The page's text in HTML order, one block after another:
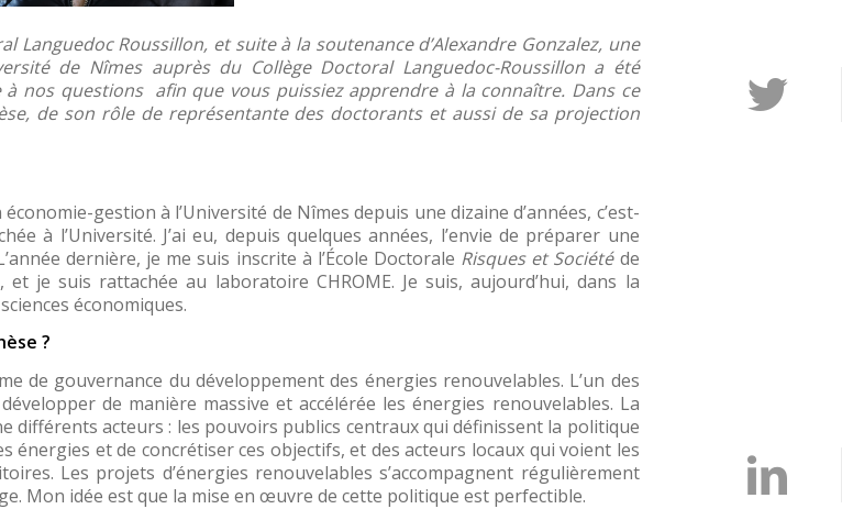
Languedoc Roussillon, et suite à la soutenance d’Alexandre Gonzalez, une
de Nîmes auprès du Collège Doctoral Languedoc-Roussillon a été
nos questions afin que vous puissiez apprendre à la connaître. Dans ce
de son rôle de représentante des doctorants et aussi de sa projection
économie-gestion à l’Université de Nîmes depuis une dizaine d’années, c’est-
à l’Université. J’ai eu, depuis quelques années, l’envie de préparer une
dernière, je me suis inscrite à l’École Doctorale Risques et Société de
et je suis rattachée au laboratoire CHROME. Je suis, aujourd’hui, dans la
économiques.
?
de gouvernance du développement des énergies renouvelables. L’un des
de manière massive et accélérée les énergies renouvelables. La
différents acteurs : les pouvoirs publics centraux qui définissent la politique
énergies et de concrétiser ces objectifs, et des acteurs locaux qui voient les
Les projets d’énergies renouvelables s’accompagnent régulièrement
Mon idée est que la mise en œuvre de cette politique est perfectible.